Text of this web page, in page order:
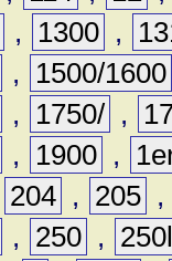
, 1300 ,
,
1500/1600
, 1750/ ,
, 1900 ,
204 , 205 ,
, 250 ,